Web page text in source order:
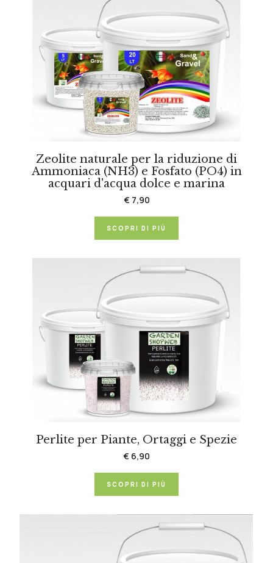
Zeolite naturale per la riduzione di
Ammoniaca (NH3) e Fosfato (PO4) in
acquari d'acqua dolce e marina
€ 7,90
SCOPRI DI PIÙ
Perlite per Piante, Ortaggi e Spezie
€ 6,90
SCOPRI DI PIÙ